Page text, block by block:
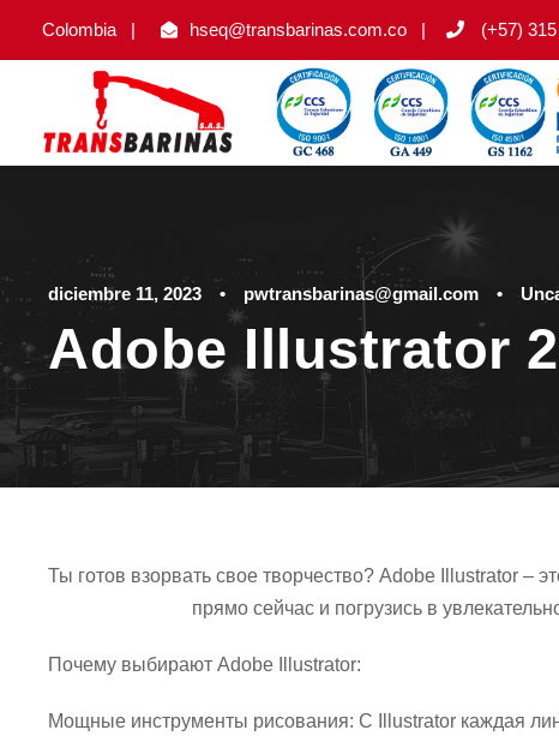
Colombia | hseq@transbarinas.com.co | (+57)
diciembre 11, 2023 • pwtransbarinas@gmail.com •
Adobe Illustrator
Ты готов взорвать свое творчество? Adobe Illustrator –
прямо сейчас и погрузись в
Почему выбирают Adobe Illustrator:
Мощные инструменты рисования: С Illustrator каждая